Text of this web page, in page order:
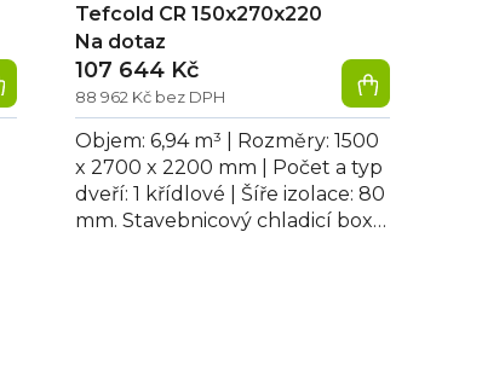
Tefcold CR 150x270x220
Na dotaz
88 962 Kč bez DPH
107 644 Kč
Objem: 6,94 m³ | Rozměry: 1500
x 2700 x 2200 mm | Počet a typ
dveří: 1 křídlové | Šíře izolace: 80
mm. Stavebnicový chladicí box